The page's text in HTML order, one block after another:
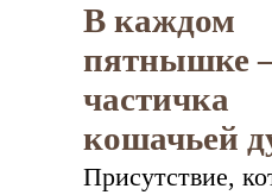
В каждом
пятнышке
частичка
кошачьей
Присутствие,